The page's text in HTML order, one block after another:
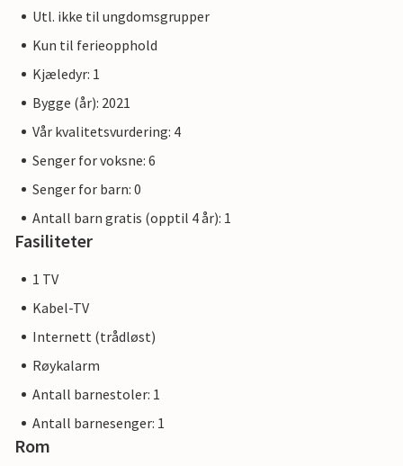
Utl. ikke til ungdomsgrupper
Kun til ferieopphold
Kjæledyr: 1
Bygge (år): 2021
Vår kvalitetsvurdering: 4
Senger for voksne: 6
Senger for barn: 0
Antall barn gratis (opptil 4 år): 1
Fasiliteter
1 TV
Kabel-TV
Internett (trådløst)
Røykalarm
Antall barnestoler: 1
Antall barnesenger: 1
Rom